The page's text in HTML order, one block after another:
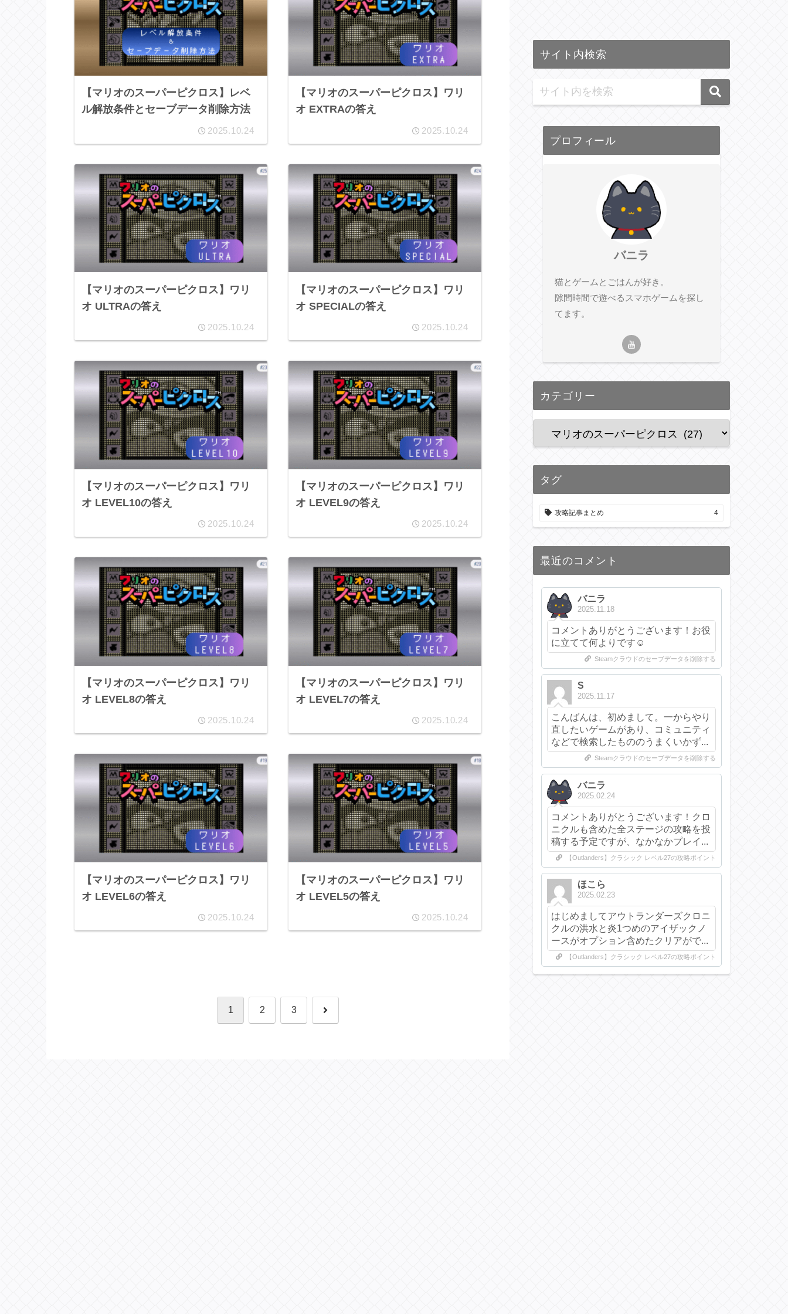
【マリオのスーパーピクロス】レベ
ル解放条件とセーブデータ削除方法
2025.10.24
【マリオのスーパーピクロス】ワリ
オ EXTRAの答え
2025.10.24
【マリオのスーパーピクロス】ワリ
オ ULTRAの答え
2025.10.24
【マリオのスーパーピクロス】ワリ
オ SPECIALの答え
2025.10.24
【マリオのスーパーピクロス】ワリ
オ LEVEL10の答え
2025.10.24
【マリオのスーパーピクロス】ワリ
オ LEVEL9の答え
2025.10.24
【マリオのスーパーピクロス】ワリ
オ LEVEL8の答え
2025.10.24
【マリオのスーパーピクロス】ワリ
オ LEVEL7の答え
2025.10.24
【マリオのスーパーピクロス】ワリ
オ LEVEL6の答え
2025.10.24
【マリオのスーパーピクロス】ワリ
オ LEVEL5の答え
2025.10.24
1 2 3 次
サイト内検索
プロフィール
バニラ
猫とゲームとごはんが好き。
隙間時間で遊べるスマホゲームを探し
てます。
カテゴリー
タグ
攻略記事まとめ 4
最近のコメント
バニラ
2025.11.18
コメントありがとうございます！お役
に立てて何よりです☺️
Steamクラウドのセーブデータを削除する
S
2025.11.17
こんばんは、初めまして。一からやり
直したいゲームがあり、コミュニティ
などで検索したもののうまくいかず...
Steamクラウドのセーブデータを削除する
バニラ
2025.02.24
コメントありがとうございます！クロ
ニクルも含めた全ステージの攻略を投
稿する予定ですが、なかなかプレイ...
【Outlanders】クラシック レベル27の攻略ポイント
ほこら
2025.02.23
はじめましてアウトランダーズクロニ
クルの洪水と炎1つめのアイザックノ
ースがオプション含めたクリアがで...
【Outlanders】クラシック レベル27の攻略ポイント